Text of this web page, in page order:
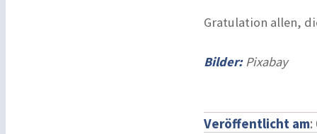
Gratulation allen,
Bilder:Pixabay
Veröffentlicht am: